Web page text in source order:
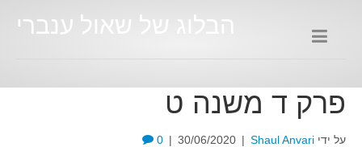
הבלוג של שאול ענברי
פרק ד משנה ט
על ידי Shaul Anvari
|
30/06/2020
|
0